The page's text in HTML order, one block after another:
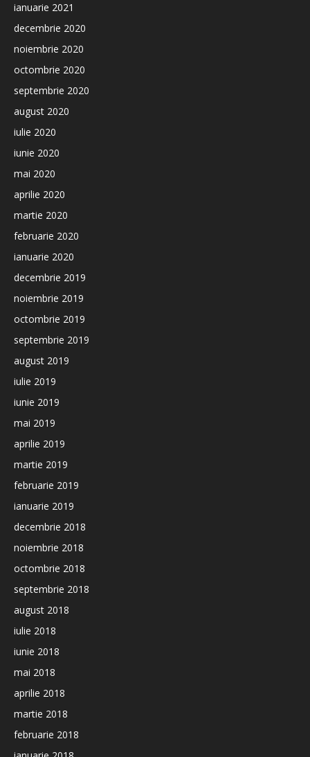
ianuarie 2021
decembrie 2020
noiembrie 2020
octombrie 2020
septembrie 2020
august 2020
iulie 2020
iunie 2020
mai 2020
aprilie 2020
martie 2020
februarie 2020
ianuarie 2020
decembrie 2019
noiembrie 2019
octombrie 2019
septembrie 2019
august 2019
iulie 2019
iunie 2019
mai 2019
aprilie 2019
martie 2019
februarie 2019
ianuarie 2019
decembrie 2018
noiembrie 2018
octombrie 2018
septembrie 2018
august 2018
iulie 2018
iunie 2018
mai 2018
aprilie 2018
martie 2018
februarie 2018